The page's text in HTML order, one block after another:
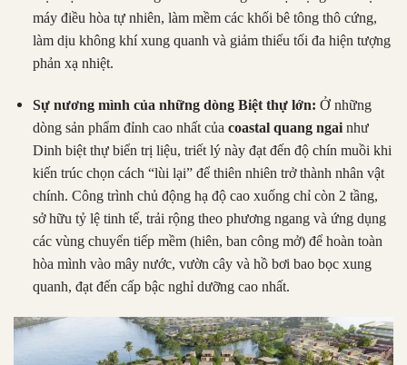
máy điều hòa tự nhiên, làm mềm các khối bê tông thô cứng,
làm dịu không khí xung quanh và giảm thiểu tối đa hiện tượng
phản xạ nhiệt.
Sự nương mình của những dòng Biệt thự lớn: Ở những
dòng sản phẩm đỉnh cao nhất của coastal quang ngainhư
Dinh biệt thự biển trị liệu, triết lý này đạt đến độ chín muồi khi
kiến trúc chọn cách “lùi lại” để thiên nhiên trở thành nhân vật
chính. Công trình chủ động hạ độ cao xuống chỉ còn 2 tầng,
sở hữu tỷ lệ tinh tế, trải rộng theo phương ngang và ứng dụng
các vùng chuyển tiếp mềm (hiên, ban công mở) để hoàn toàn
hòa mình vào mây nước, vườn cây và hồ bơi bao bọc xung
quanh, đạt đến cấp bậc nghỉ dưỡng cao nhất.